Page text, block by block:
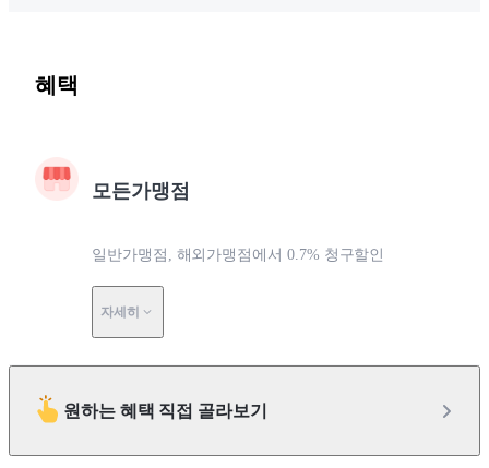
혜택
모든가맹점
일반가맹점, 해외가맹점에서 0.7% 청구할인
자세히
원하는 혜택 직접 골라보기